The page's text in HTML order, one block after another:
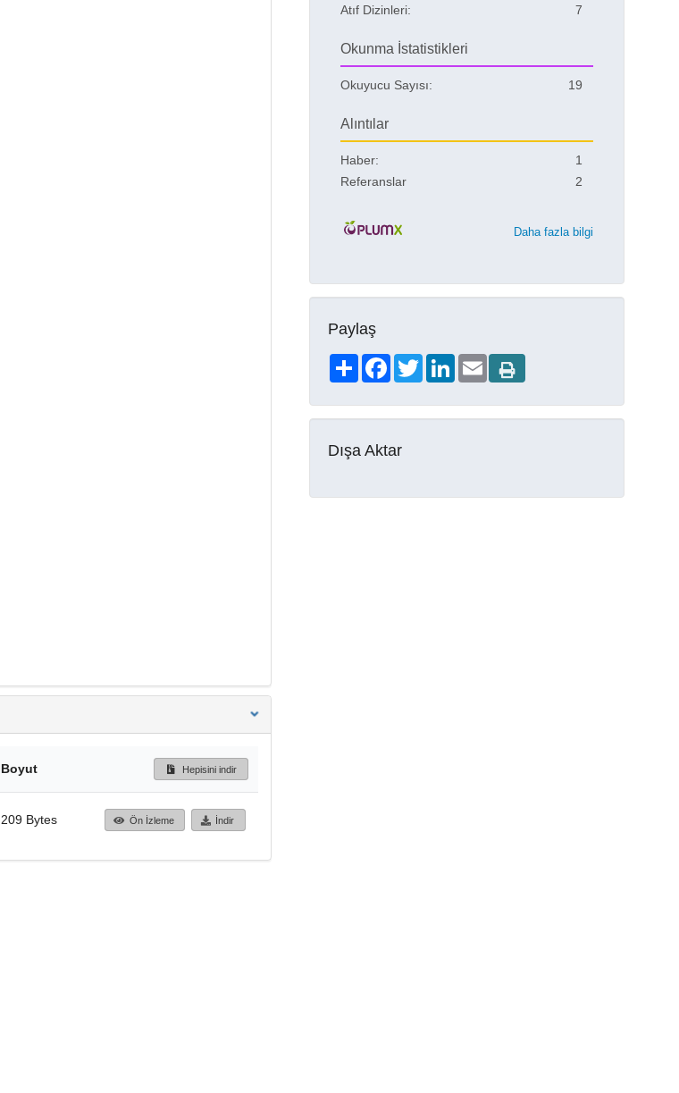
Boyut Hepisini indir
209 Bytes Ön İzleme İndir
Atıf Dizinleri: 7
Okunma İstatistikleri
Okuyucu Sayısı: 19
Alıntılar
Haber:
1
Referanslar
2
Daha fazla bilgi
Paylaş
ShareFacebookTwitterLinkedIn
Email
Dışa Aktar